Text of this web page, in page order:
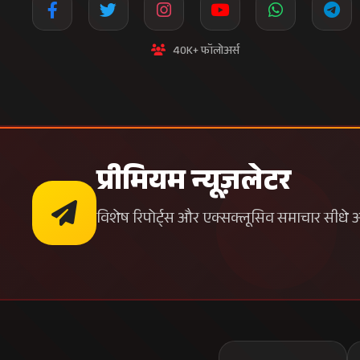
40K+ फॉलोअर्स
प्रीमियम न्यूज़लेटर
विशेष रिपोर्ट्स और एक्सक्लूसिव समाचार सीधे